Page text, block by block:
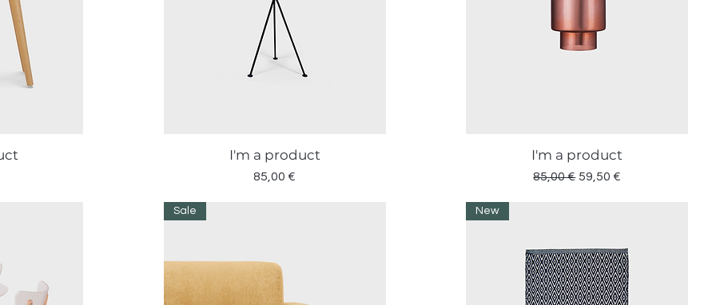
Vista rapida
I'm a product
Prezzo
85,00 €
Vista rapida
I'm a product
Prezzo regolare
85,00 € Prezzo scontato
59,50 €
Sale New